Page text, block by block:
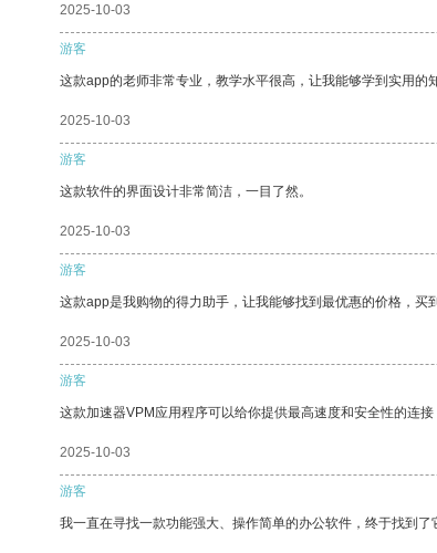
2025-10-03
游客
这款app的老师非常专业，教学水平很高，让我能够学到实用的知
2025-10-03
游客
这款软件的界面设计非常简洁，一目了然。
2025-10-03
游客
这款app是我购物的得力助手，让我能够找到最优惠的价格，买
2025-10-03
游客
这款加速器VPM应用程序可以给你提供最高速度和安全性的连接
2025-10-03
游客
我一直在寻找一款功能强大、操作简单的办公软件，终于找到